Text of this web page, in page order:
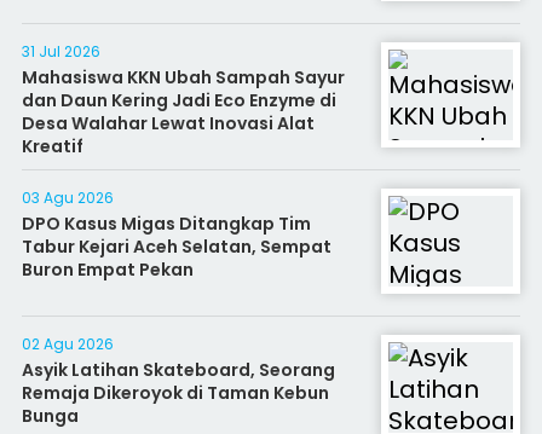
31 Jul 2026
Mahasiswa KKN Ubah Sampah Sayur
dan Daun Kering Jadi Eco Enzyme di
Desa Walahar Lewat Inovasi Alat
Kreatif
03 Agu 2026
DPO Kasus Migas Ditangkap Tim
Tabur Kejari Aceh Selatan, Sempat
Buron Empat Pekan
02 Agu 2026
Asyik Latihan Skateboard, Seorang
Remaja Dikeroyok di Taman Kebun
Bunga